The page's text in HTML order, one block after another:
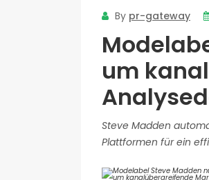
By pr-gateway
um
Steve Madden
Plattformen für ein